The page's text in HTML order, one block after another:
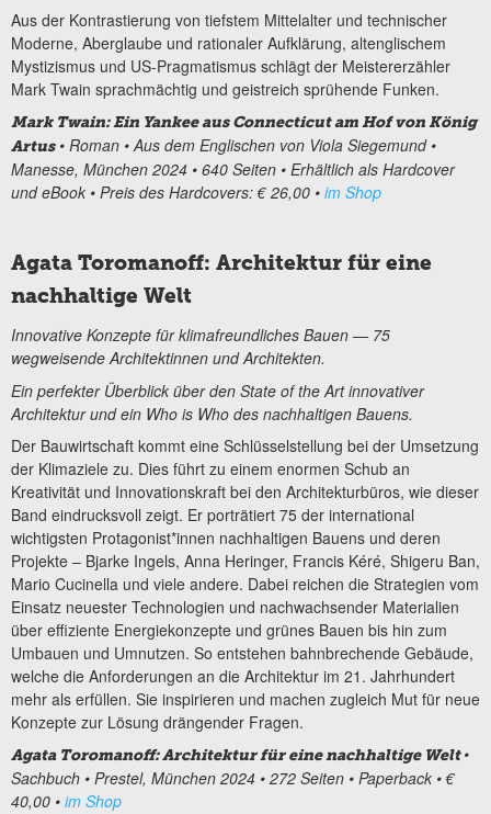
Aus der Kontrastierung von tiefstem Mittelalter und technischer
Moderne, Aberglaube und rationaler Aufklärung, altenglischem
Mystizismus und US-Pragmatismus schlägt der Meistererzähler
Mark Twain sprachmächtig und geistreich sprühende Funken.
Mark Twain: Ein Yankee aus Connecticut am Hof von König
Artus• Roman • Aus dem Englischen von Viola Siegemund •
Manesse, München 2024 • 640 Seiten • Erhältlich als Hardcover
und eBook • Preis des Hardcovers: € 26,00 • im Shop
Agata Toromanoff: Architektur für eine
nachhaltige Welt
Innovative Konzepte für klimafreundliches Bauen — 75
wegweisende Architektinnen und Architekten.
Ein perfekter Überblick über den State of the Art innovativer
Architektur und ein Who is Who des nachhaltigen Bauens.
Der Bauwirtschaft kommt eine Schlüsselstellung bei der Umsetzung
der Klimaziele zu. Dies führt zu einem enormen Schub an
Kreativität und Innovationskraft bei den Architekturbüros, wie dieser
Band eindrucksvoll zeigt. Er porträtiert 75 der international
wichtigsten Protagonist*innen nachhaltigen Bauens und deren
Projekte – Bjarke Ingels, Anna Heringer, Francis Kéré, Shigeru Ban,
Mario Cucinella und viele andere. Dabei reichen die Strategien vom
Einsatz neuester Technologien und nachwachsender Materialien
über effiziente Energiekonzepte und grünes Bauen bis hin zum
Umbauen und Umnutzen. So entstehen bahnbrechende Gebäude,
welche die Anforderungen an die Architektur im 21. Jahrhundert
mehr als erfüllen. Sie inspirieren und machen zugleich Mut für neue
Konzepte zur Lösung drängender Fragen.
Agata Toromanoff: Architektur für eine nachhaltige Welt•
Sachbuch • Prestel, München 2024 • 272 Seiten • Paperback • €
40,00 • im Shop